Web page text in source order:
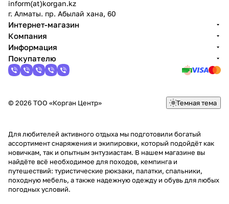
inform(at)korgan.kz
г. Алматы. пр. Абылай хана, 60
Интернет-магазин
Компания
Информация
Покупателю
© 2026 ТОО «Корган Центр» Темная тема
Для любителей активного отдыха мы подготовили богатый
ассортимент снаряжения и экипировки, который подойдёт как
новичкам, так и опытным энтузиастам. В нашем магазине вы
найдёте всё необходимое для походов, кемпинга и
путешествий: туристические рюкзаки, палатки, спальники,
походную мебель, а также надежную одежду и обувь для любых
погодных условий.